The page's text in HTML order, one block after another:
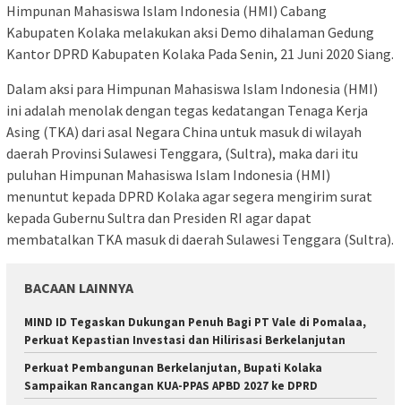
Himpunan Mahasiswa Islam Indonesia (HMI) Cabang
Kabupaten Kolaka melakukan aksi Demo dihalaman Gedung
Kantor DPRD Kabupaten Kolaka Pada Senin, 21 Juni 2020 Siang.
Dalam aksi para Himpunan Mahasiswa Islam Indonesia (HMI)
ini adalah menolak dengan tegas kedatangan Tenaga Kerja
Asing (TKA) dari asal Negara China untuk masuk di wilayah
daerah Provinsi Sulawesi Tenggara, (Sultra), maka dari itu
puluhan Himpunan Mahasiswa Islam Indonesia (HMI)
menuntut kepada DPRD Kolaka agar segera mengirim surat
kepada Gubernu Sultra dan Presiden RI agar dapat
membatalkan TKA masuk di daerah Sulawesi Tenggara (Sultra).
BACAAN LAINNYA
MIND ID Tegaskan Dukungan Penuh Bagi PT Vale di Pomalaa,
Perkuat Kepastian Investasi dan Hilirisasi Berkelanjutan
Perkuat Pembangunan Berkelanjutan, Bupati Kolaka
Sampaikan Rancangan KUA-PPAS APBD 2027 ke DPRD